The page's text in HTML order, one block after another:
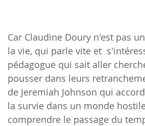
Car Claudine Doury n'est pas
la vie, qui parle vite et
pédagogue qui sait aller
pousser dans leurs
de Jeremiah Johnson qui
la survie dans un monde
comprendre le passage du